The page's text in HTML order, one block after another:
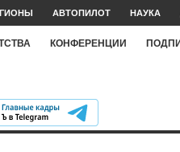
АВТОПИЛОТ НАУКА
КОНФЕРЕНЦИИ